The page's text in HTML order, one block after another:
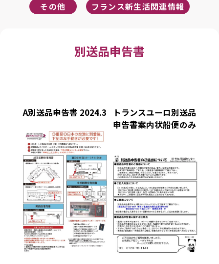
その他 フランス新生活関連情報
別送品申告書
A別送品申告書 2024.3
トランスユーロ別送品
申告書案内状船便のみ